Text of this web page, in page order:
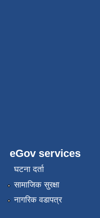
eGov services
घटना दर्ता
सामाजिक सुरक्षा
नागरिक वडापत्र